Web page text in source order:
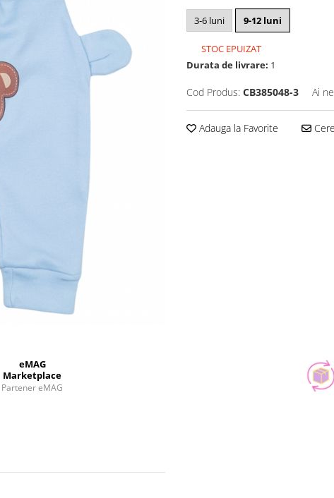
3-6 luni 9-12 luni
STOC EPUIZAT
Durata de livrare: 1
Cod Produs: CB385048-3 Ai
Adauga la Favorite
eMAG
Marketplace
Partener eMAG